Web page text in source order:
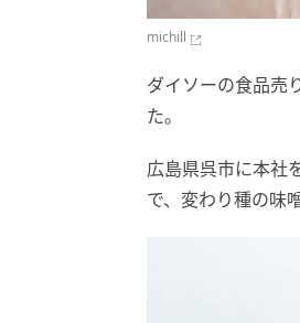
michill
ダイソーの食品売
た。
広島県呉市に本社
で、変わり種の味